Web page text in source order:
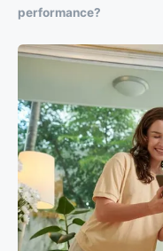
performance?